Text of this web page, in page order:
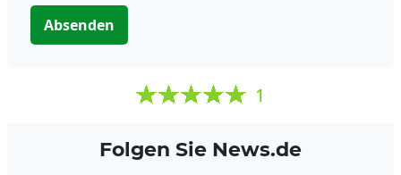
Absenden
1
Folgen Sie News.de